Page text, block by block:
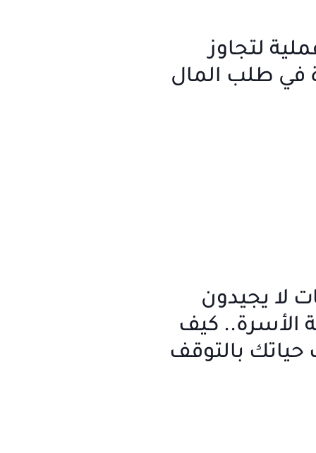
لتجاوز
في طلب المال
لا يجيدون
الأسرة.. كيف
بالتوقف